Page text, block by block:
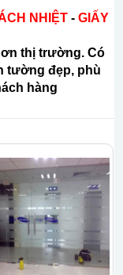
NHIỆT- GIẤY
thị trường. Có
tường đẹp, phù
hàng